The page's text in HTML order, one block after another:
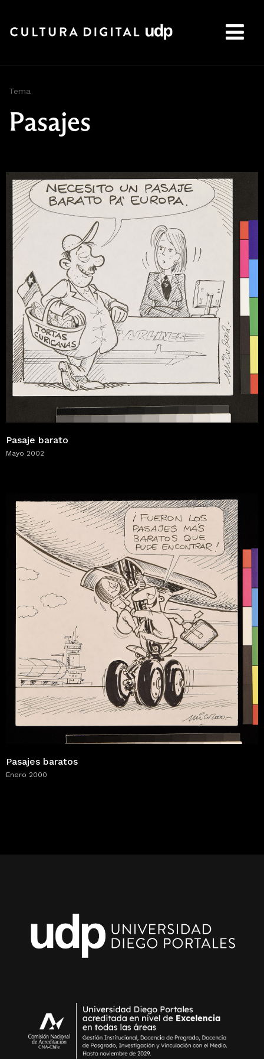
Tema
Pasajes
Pasaje barato
Mayo 2002
Pasajes baratos
Enero 2000